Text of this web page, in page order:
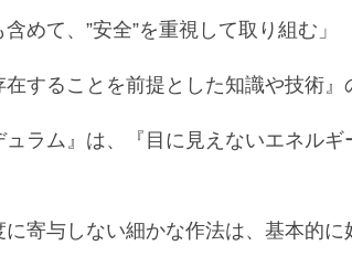
めて、”安全”を重視して取り組む」
在することを前提とした知識や技術』
ュラム』は、『目に見えないエネル
に寄与しない細かな作法は、基本的に